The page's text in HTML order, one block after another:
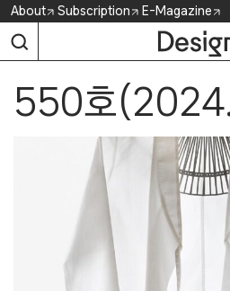
Skip
content
About Subscription E-Magazine
550호